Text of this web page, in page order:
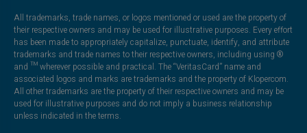
All trademarks, trade names, or logos mentioned or used are the property of
their respective owners and may be used for illustrative purposes. Every effort
has been made to appropriately capitalize, punctuate, identify, and attribute
trademarks and trade names to their respective owners, including using ®
and ™ wherever possible and practical. The “VeritasCard” name and
associated logos and marks are trademarks and the property of Klopercom.
All other trademarks are the property of their respective owners and may be
used for illustrative purposes and do not imply a business relationship
unless indicated in the terms.